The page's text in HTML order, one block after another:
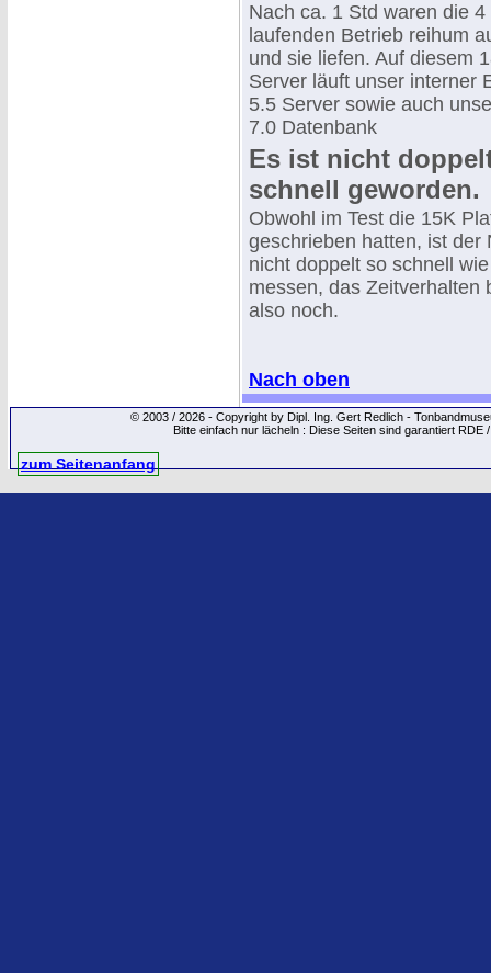
Nach ca. 1 Std waren die
laufenden Betrieb reihum
und sie liefen. Auf diesem
Server läuft unser interner
5.5 Server sowie auch
7.0 Datenbank
Es ist nicht
schnell geworden.
Obwohl im Test die 15K
geschrieben hatten, ist der
nicht doppelt so schnell
messen, das Zeitverhalten
also noch.
Nach oben
© 2003 / 2026 - Copyright by Dipl. Ing. Gert Redlich -
Bitte einfach nur lächeln : Diese Seiten sind garantiert
zum Seitenanfang